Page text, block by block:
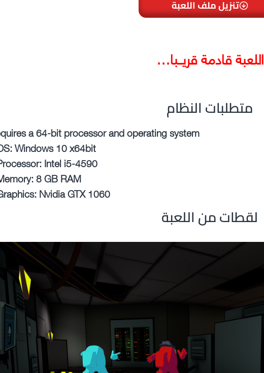
تنزيل ملف اللعبة
اللعبة قادمة قريــبا…
متطلبات النظام
a 64-bit processor and operating system
Windows 10 x64bit
Intel i5-4590
8 GB RAM
Nvidia GTX 1060
لقطات من اللعبة